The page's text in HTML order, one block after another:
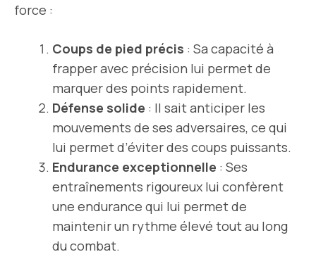
force :
Coups de pied précis : Sa capacité à
frapper avec précision lui permet de
marquer des points rapidement.
Défense solide : Il sait anticiper les
mouvements de ses adversaires, ce qui
lui permet d’éviter des coups puissants.
Endurance exceptionnelle : Ses
entraînements rigoureux lui confèrent
une endurance qui lui permet de
maintenir un rythme élevé tout au long
du combat.